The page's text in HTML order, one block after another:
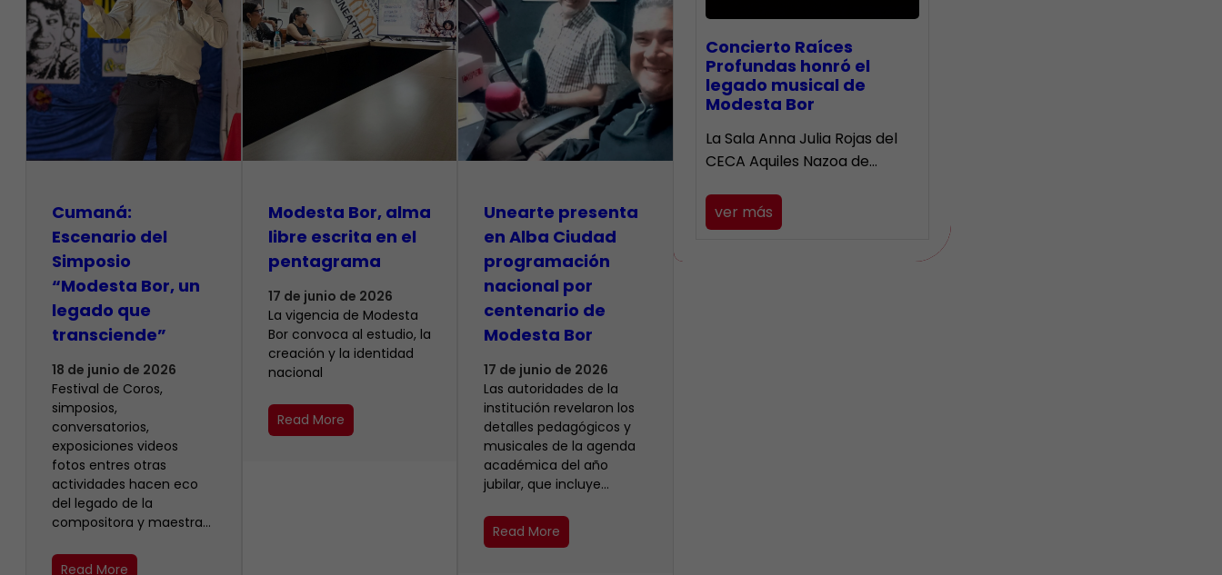
Cumaná:
Escenario del
Simposio
“Modesta Bor, un
legado que
transciende”
18 de junio de 2026
Festival de Coros,
simposios,
conversatorios,
exposiciones videos
fotos entres otras
actividades hacen eco
del legado de la
compositora y maestra…
Read More
Modesta Bor, alma
libre escrita en el
pentagrama
17 de junio de 2026
La vigencia de Modesta
Bor convoca al estudio, la
creación y la identidad
nacional
Read More
​Unearte presenta
en Alba Ciudad
programación
nacional por
centenario de
Modesta Bor
17 de junio de 2026
Las autoridades de la
institución revelaron los
detalles pedagógicos y
musicales de la agenda
académica del año
jubilar, que incluye…
Read More
​Concierto Raíces
Profundas honró el
legado musical de
Modesta Bor
La Sala Anna Julia Rojas del
CECA Aquiles Nazoa de…
ver más